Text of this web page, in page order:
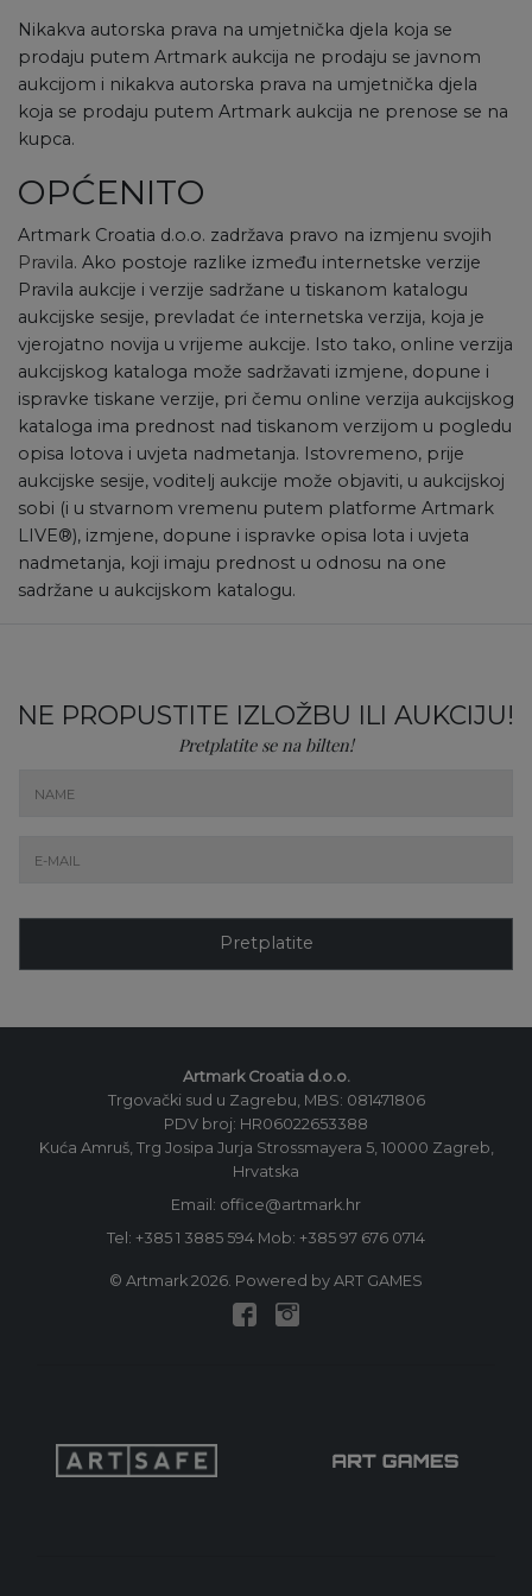
Nikakva autorska prava na umjetnička djela koja se
prodaju putem Artmark aukcija ne prodaju se javnom
aukcijom i nikakva autorska prava na umjetnička djela
koja se prodaju putem Artmark aukcija ne prenose se na
kupca.
OPĆENITO
Artmark Croatia d.o.o. zadržava pravo na izmjenu svojih
Pravila. Ako postoje razlike između internetske verzije
Pravila aukcije i verzije sadržane u tiskanom katalogu
aukcijske sesije, prevladat će internetska verzija, koja je
vjerojatno novija u vrijeme aukcije. Isto tako, online verzija
aukcijskog kataloga može sadržavati izmjene, dopune i
ispravke tiskane verzije, pri čemu online verzija aukcijskog
kataloga ima prednost nad tiskanom verzijom u pogledu
opisa lotova i uvjeta nadmetanja. Istovremeno, prije
aukcijske sesije, voditelj aukcije može objaviti, u aukcijskoj
sobi (i u stvarnom vremenu putem platforme Artmark
LIVE®), izmjene, dopune i ispravke opisa lota i uvjeta
nadmetanja, koji imaju prednost u odnosu na one
sadržane u aukcijskom katalogu.
NE PROPUSTITE IZLOŽBU ILI AUKCIJU!
Pretplatite se na bilten!
Pretplatite
Artmark Croatia d.o.o.
Trgovački sud u Zagrebu, MBS: 081471806
PDV broj: HR06022653388
Kuća Amruš, Trg Josipa Jurja Strossmayera 5, 10000 Zagreb,
Hrvatska
Email: office@artmark.hr
Tel: +385 1 3885 594 Mob: +385 97 676 0714
© Artmark 2026. Powered by ART GAMES